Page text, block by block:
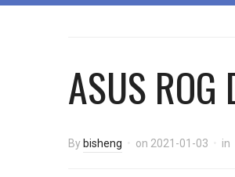
ASUS
By bisheng on 2021-01-03 in